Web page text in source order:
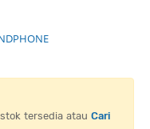
tersedia atau Cari